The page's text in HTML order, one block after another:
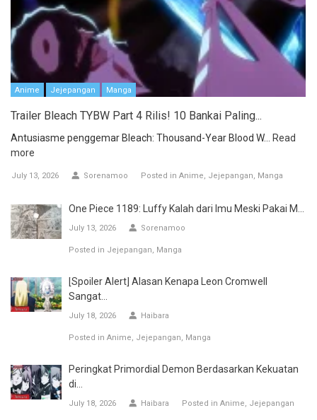
Anime Jejepangan Manga
Trailer Bleach TYBW Part 4 Rilis! 10 Bankai Paling...
Antusiasme penggemar Bleach: Thousand-Year Blood W... Read
more
July 13, 2026 Sorenamoo Posted in Anime Jejepangan Manga
One Piece 1189: Luffy Kalah dari Imu Meski Pakai M...
July 13, 2026 Sorenamoo
Posted in Jejepangan Manga
[Spoiler Alert] Alasan Kenapa Leon Cromwell
Sangat...
July 18, 2026 Haibara
Posted in Anime Jejepangan Manga
Peringkat Primordial Demon Berdasarkan Kekuatan
di...
July 18, 2026 Haibara Posted in Anime Jejepangan